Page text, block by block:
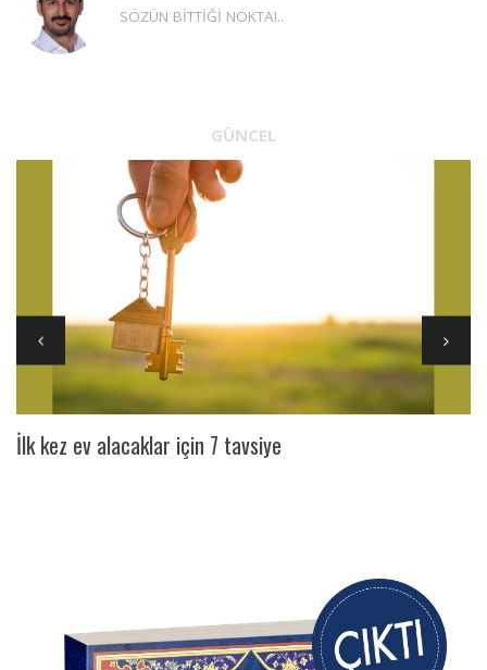
SÖZÜN BİTTİĞİ NOKTA!..
GÜNCEL
İlk kez ev alacaklar için 7 tavsiye